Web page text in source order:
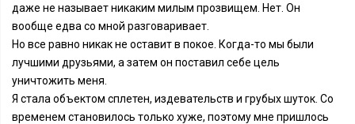
даже не называет никаким милым прозвищем. Нет. Он
вообще едва со мной разговаривает.
Но все равно никак не оставит в покое. Когда-то мы были
лучшими друзьями, а затем он поставил себе цель
уничтожить меня.
Я стала объектом сплетен, издевательств и грубых шуток. Со
временем становилось только хуже, поэтому мне пришлось